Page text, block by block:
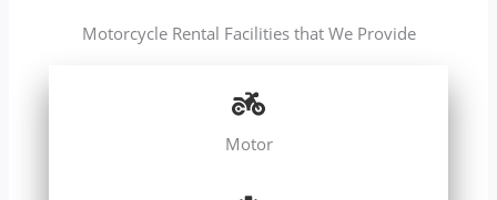
Motorcycle Rental Facilities that We Provide
Motor